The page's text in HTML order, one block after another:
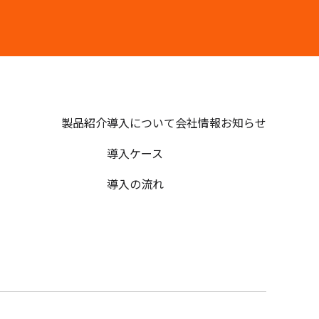
製品紹介導入について
導入ケース
導入の流れ
会社情報お知らせ